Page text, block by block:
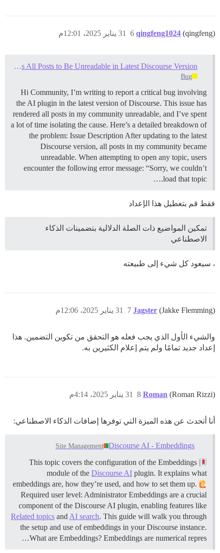
qingfeng1024 (qingfeng) 31 يناير 2025، 12:01م 6
AI Plugin Causes All Posts to Be Unreadable in Latest Discourse Version
Bug
Hi Community, I’m writing to report a critical bug involving
the AI plugin in the latest version of Discourse. This issue has
rendered all posts in my community unreadable, and I’ve spent
a lot of time isolating the cause. Here’s a detailed breakdown of
the problem: Issue Description After updating to the latest
Discourse version, all posts in my community became
unreadable. When attempting to open any topic, users
encounter the following error message: “Sorry, we couldn’t
load that topic.…
فقط قم بتعطيل هذا الإعداد
تمكين المواضيع ذات الصلة الدلالية بتضمينات الذكاء
الاصطناعي
، سيعود كل شيء إلى طبيعته
Jagster (Jakke Flemming) 31 يناير 2025، 12:06م 7
والشيء الأول الذي يجب فعله هو التحقق من تكوين التضمين. هذا
إعداد جديد تمامًا ولم يتم إعلام الكثيرين به.
Roman (Roman Rizzi) 31 يناير 2025، 4:14م 8
أنا أتحدث عن هذه الميزة التي توفرها إضافات الذكاء الاصطناعي:
Discourse AI - Embeddings
Site Management
This topic covers the configuration of the Embeddings
module of the Discourse AI plugin. It explains what
embeddings are, how they’re used, and how to set them up.
Required user level: Administrator Embeddings are a crucial
component of the Discourse AI plugin, enabling features like
Related topics and AI search. This guide will walk you through
the setup and use of embeddings in your Discourse instance.
What are Embeddings? Embeddings are numerical repres…